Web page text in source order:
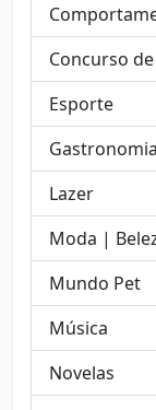
Concurso
Esporte
Gastronomia
Lazer
Moda |
Mundo Pet
Música
Novelas